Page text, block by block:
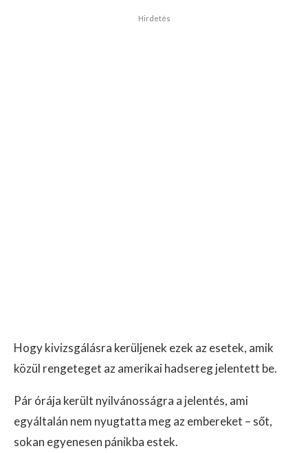
Hirdetés
Hogy kivizsgálásra kerüljenek ezek az esetek, amik
közül rengeteget az amerikai hadsereg jelentett be.
Pár órája került nyilvánosságra a jelentés, ami
egyáltalán nem nyugtatta meg az embereket – sőt,
sokan egyenesen pánikba estek.